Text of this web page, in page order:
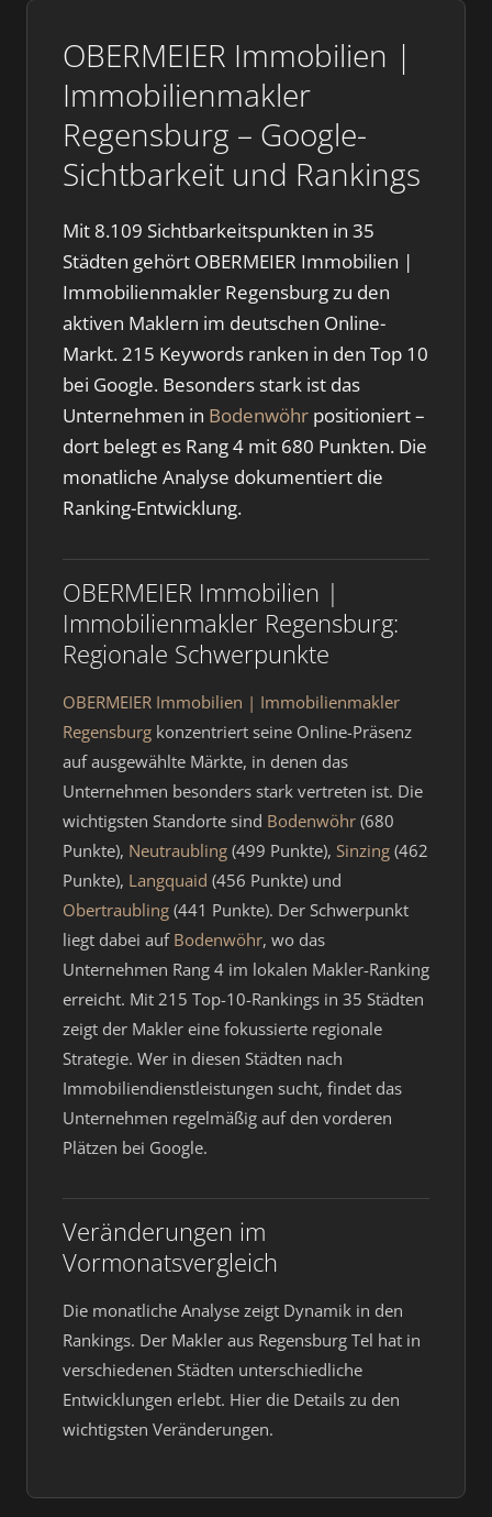
OBERMEIER Immobilien |
Immobilienmakler
Regensburg – Google-
Sichtbarkeit und Rankings
Mit 8.109 Sichtbarkeitspunkten in 35
Städten gehört OBERMEIER Immobilien |
Immobilienmakler Regensburg zu den
aktiven Maklern im deutschen Online-
Markt. 215 Keywords ranken in den Top 10
bei Google. Besonders stark ist das
Unternehmen in Bodenwöhr positioniert –
dort belegt es Rang 4 mit 680 Punkten. Die
monatliche Analyse dokumentiert die
Ranking-Entwicklung.
OBERMEIER Immobilien |
Immobilienmakler Regensburg:
Regionale Schwerpunkte
OBERMEIER Immobilien | Immobilienmakler
Regensburg konzentriert seine Online-Präsenz
auf ausgewählte Märkte, in denen das
Unternehmen besonders stark vertreten ist. Die
wichtigsten Standorte sind Bodenwöhr (680
Punkte), Neutraubling (499 Punkte), Sinzing (462
Punkte), Langquaid (456 Punkte) und
Obertraubling (441 Punkte). Der Schwerpunkt
liegt dabei auf Bodenwöhr, wo das
Unternehmen Rang 4 im lokalen Makler-Ranking
erreicht. Mit 215 Top-10-Rankings in 35 Städten
zeigt der Makler eine fokussierte regionale
Strategie. Wer in diesen Städten nach
Immobiliendienstleistungen sucht, findet das
Unternehmen regelmäßig auf den vorderen
Plätzen bei Google.
Veränderungen im
Vormonatsvergleich
Die monatliche Analyse zeigt Dynamik in den
Rankings. Der Makler aus Regensburg Tel hat in
verschiedenen Städten unterschiedliche
Entwicklungen erlebt. Hier die Details zu den
wichtigsten Veränderungen.